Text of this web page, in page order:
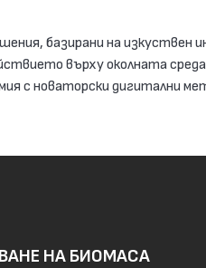
базирани на
върху околната
с новаторски дигитални
НА БИОМАСА